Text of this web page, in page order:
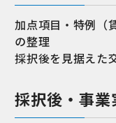
加点項目・特例（
の整理
採択後を見据えた
採択後・事業